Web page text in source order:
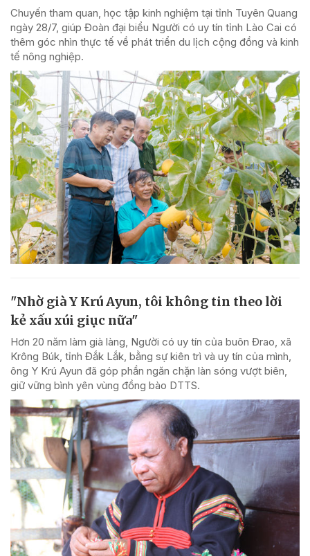
Chuyến tham quan, học tập kinh nghiệm tại tỉnh Tuyên Quang
ngày 28/7, giúp Đoàn đại biểu Người có uy tín tỉnh Lào Cai có
thêm góc nhìn thực tế về phát triển du lịch cộng đồng và kinh
tế nông nghiệp.
"Nhờ già Y Krú Ayun, tôi không tin theo lời
kẻ xấu xúi giục nữa"
Hơn 20 năm làm già làng, Người có uy tín của buôn Đrao, xã
Krông Búk, tỉnh Đắk Lắk, bằng sự kiên trì và uy tín của mình,
ông Y Krú Ayun đã góp phần ngăn chặn làn sóng vượt biên,
giữ vững bình yên vùng đồng bào DTTS.